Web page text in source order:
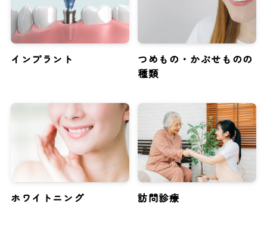
インプラント
つめもの・かぶせものの
種類
ホワイトニング 訪問診療